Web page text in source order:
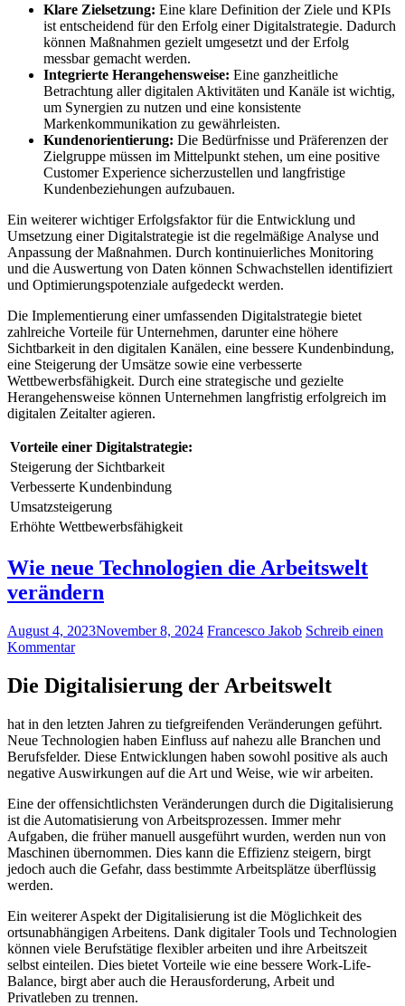
Klare Zielsetzung: Eine‌ klare‍ Definition der Ziele und KPIs‌
ist⁢ entscheidend für ⁤den Erfolg einer Digitalstrategie. Dadurch
können Maßnahmen gezielt umgesetzt und der Erfolg
messbar gemacht werden.
Integrierte Herangehensweise: Eine ganzheitliche
Betrachtung aller digitalen Aktivitäten und Kanäle ‌ist wichtig,
um Synergien zu⁣ nutzen und eine⁣ konsistente
Markenkommunikation​ zu gewährleisten.
Kundenorientierung: Die Bedürfnisse⁤ und Präferenzen der
⁤Zielgruppe müssen im Mittelpunkt stehen, um eine positive
Customer Experience sicherzustellen und langfristige
Kundenbeziehungen aufzubauen.
Ein weiterer ⁢wichtiger Erfolgsfaktor für die Entwicklung und
Umsetzung einer Digitalstrategie ist die regelmäßige Analyse und
Anpassung der Maßnahmen. Durch kontinuierliches Monitoring
und die Auswertung‍ von‌ Daten können Schwachstellen identifiziert
und‍ Optimierungspotenziale aufgedeckt werden.
Die Implementierung einer umfassenden Digitalstrategie bietet
zahlreiche Vorteile für Unternehmen, darunter⁤ eine höhere
Sichtbarkeit in den digitalen Kanälen, eine bessere Kundenbindung,
eine ⁢Steigerung der​ Umsätze sowie eine verbesserte
Wettbewerbsfähigkeit. Durch eine⁢ strategische und gezielte
Herangehensweise können Unternehmen⁣ langfristig erfolgreich im
⁤digitalen Zeitalter agieren.
Vorteile einer Digitalstrategie:
Steigerung‍ der Sichtbarkeit
Verbesserte Kundenbindung
Umsatzsteigerung
Erhöhte Wettbewerbsfähigkeit
Wie neue Technologien die Arbeitswelt
verändern
August 4, 2023November 8, 2024 Francesco Jakob Schreib einen
Kommentar
Die Digitalisierung​ der Arbeitswelt
hat‌ in den letzten Jahren zu tiefgreifenden Veränderungen geführt.
Neue Technologien haben Einfluss auf nahezu alle Branchen und⁤
Berufsfelder. Diese ‌Entwicklungen haben sowohl‍ positive als auch
negative Auswirkungen auf die Art und Weise, wie wir arbeiten.
Eine der offensichtlichsten ⁢Veränderungen durch die Digitalisierung
ist die Automatisierung von Arbeitsprozessen. Immer mehr
Aufgaben, die früher ‍manuell ausgeführt wurden, werden nun‌ von
Maschinen‍ übernommen. Dies kann die Effizienz steigern, birgt
jedoch auch die Gefahr, ‍dass bestimmte Arbeitsplätze ​überflüssig
werden.
Ein weiterer Aspekt der Digitalisierung ist die Möglichkeit des
ortsunabhängigen Arbeitens. Dank digitaler Tools und Technologien
können ⁣viele Berufstätige flexibler arbeiten und ihre Arbeitszeit
⁤selbst einteilen. Dies bietet Vorteile wie eine bessere Work-Life-
Balance, birgt ⁤aber auch die Herausforderung, Arbeit ⁢und
Privatleben zu trennen.